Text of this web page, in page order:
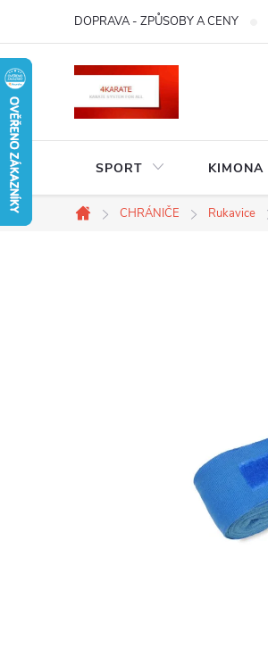
obsah
DOPRAVA - ZPŮSOBY A CENY
SPORT KIMONA
Domů
CHRÁNIČE Rukavice